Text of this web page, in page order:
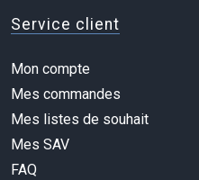
Service client
Mon compte
Mes commandes
Mes listes de souhait
Mes SAV
FAQ